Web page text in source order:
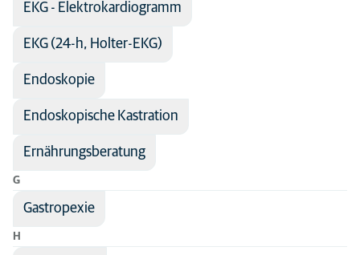
EKG - Elektrokardiogramm
EKG (24-h, Holter-EKG)
Endoskopie
Endoskopische Kastration
Ernährungsberatung
G
Gastropexie
H